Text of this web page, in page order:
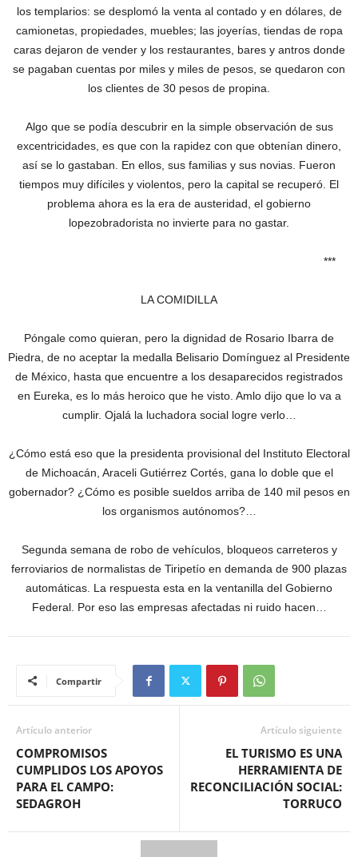
los templarios: se desplomó la venta al contado y en dólares, de
camionetas, propiedades, muebles; las joyerías, tiendas de ropa
caras dejaron de vender y los restaurantes, bares y antros donde
se pagaban cuentas por miles y miles de pesos, se quedaron con
los clientes de 30 pesos de propina.
Algo que se podía descubrir en la simple observación de sus
excentricidades, es que con la rapidez con que obtenían dinero,
así se lo gastaban. En ellos, sus familias y sus novias. Fueron
tiempos muy difíciles y violentos, pero la capital se recuperó. El
problema ahora es la era de austeridad, el gobierno
lopezobradorista no invierte para no gastar.
***
LA COMIDILLA
Póngale como quieran, pero la dignidad de Rosario Ibarra de
Piedra, de no aceptar la medalla Belisario Domínguez al Presidente
de México, hasta que encuentre a los desaparecidos registrados
en Eureka, es lo más heroico que he visto. Amlo dijo que lo va a
cumplir. Ojalá la luchadora social logre verlo…
¿Cómo está eso que la presidenta provisional del Instituto Electoral
de Michoacán, Araceli Gutiérrez Cortés, gana lo doble que el
gobernador? ¿Cómo es posible sueldos arriba de 140 mil pesos en
los organismos autónomos?…
Segunda semana de robo de vehículos, bloqueos carreteros y
ferroviarios de normalistas de Tiripetío en demanda de 900 plazas
automáticas. La respuesta esta en la ventanilla del Gobierno
Federal. Por eso las empresas afectadas ni ruido hacen…
Compartir
Artículo anterior
COMPROMISOS
CUMPLIDOS LOS APOYOS
PARA EL CAMPO:
SEDAGROH
Artículo siguiente
EL TURISMO ES UNA
HERRAMIENTA DE
RECONCILIACIÓN SOCIAL:
TORRUCO